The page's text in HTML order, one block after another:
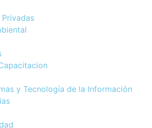
y Tecnología de la Información